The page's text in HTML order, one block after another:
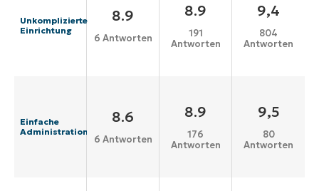
Unkomplizierte
Einrichtung
8.9
6 Antworten
8.9
191
Antworten
9,4
804
Antworten
Einfache
Administration
8.6
6 Antworten
8.9
176
Antworten
9,5
80
Antworten